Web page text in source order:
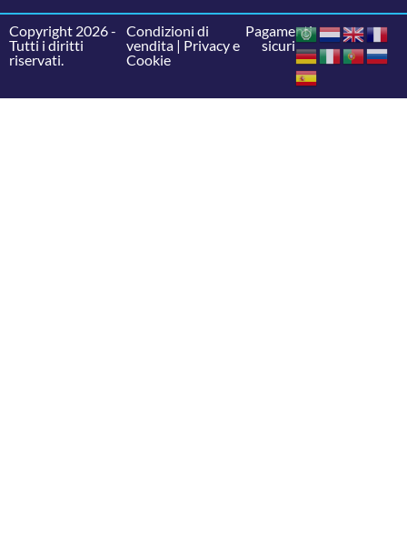
Copyright 2026 -
Tutti i diritti
riservati.
Condizioni di
vendita| Privacy e
Cookie
Pagamenti
sicuri